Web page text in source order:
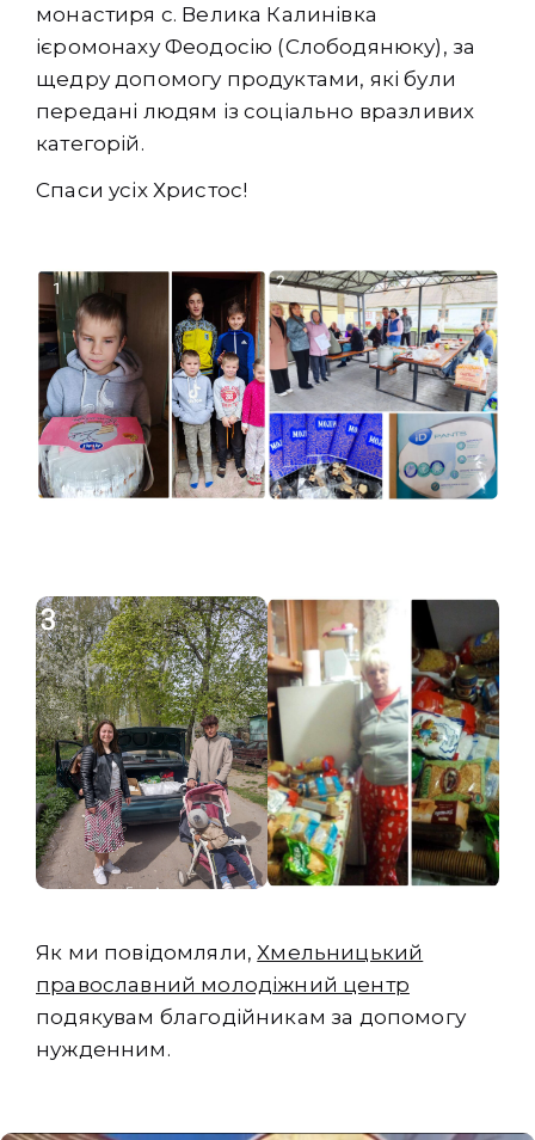
монастиря с. Велика Калинівка
ієромонаху Феодосію (Слободянюку), за
щедру допомогу продуктами, які були
передані людям із соціально вразливих
категорій.
Спаси усіх Христос!
Як ми повідомляли,Хмельницький
православний молодіжний центр
подякувам благодійникам за допомогу
нужденним.